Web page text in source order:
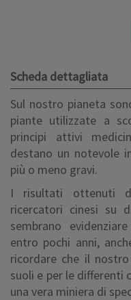
Scheda dettagliata
Sul nostro pianeta
piante utilizzate a
principi attivi
destano un notevole
più o meno gravi.
I risultati ottenuti
ricercatori cinesi su
sembrano
entro pochi anni,
ricordare che il
suoli e per le differenti
una vera miniera di